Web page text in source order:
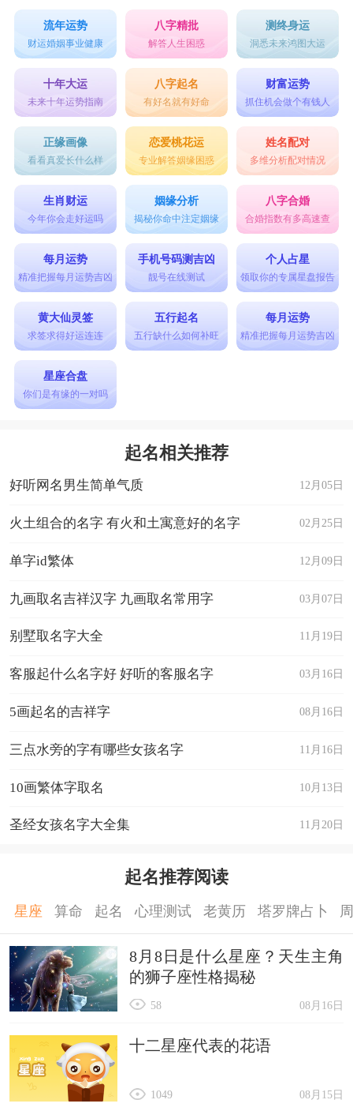
流年运势
财运婚姻事业健康
八字精批
解答人生困惑
测终身运
洞悉未来鸿图大运
十年大运
未来十年运势指南
八字起名
有好名就有好命
财富运势
抓住机会做个有钱人
正缘画像
看看真爱长什么样
恋爱桃花运
专业解答姻缘困惑
姓名配对
多维分析配对情况
生肖财运
今年你会走好运吗
姻缘分析
揭秘你命中注定姻缘
八字合婚
合婚指数有多高速查
每月运势
精准把握每月运势吉凶
手机号码测吉凶
靓号在线测试
个人占星
领取你的专属星盘报告
黄大仙灵签
求签求得好运连连
五行起名
五行缺什么如何补旺
每月运势
精准把握每月运势吉凶
星座合盘
你们是有缘的一对吗
起名相关推荐
12月05日
好听网名男生简单气质
02月25日
火土组合的名字 有火和土寓意好的名字
12月09日
单字id繁体
03月07日
九画取名吉祥汉字 九画取名常用字
11月19日
别墅取名字大全
03月16日
客服起什么名字好 好听的客服名字
08月16日
5画起名的吉祥字
11月16日
三点水旁的字有哪些女孩名字
10月13日
10画繁体字取名
11月20日
圣经女孩名字大全集
起名推荐阅读
星座 算命 起名 心理测试 老黄历 塔罗牌占卜
8月8日是什么星座？天生主角
的狮子座性格揭秘
08月16日
58
十二星座代表的花语
08月15日
1049